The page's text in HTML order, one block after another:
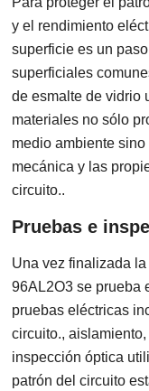
y el rendimiento
superficie es un
superficiales
de esmalte de vidrio
materiales no sólo
medio ambiente
mecánica y las
circuito..
Pruebas e
Una vez finalizada
96AL2O3 se prueba
pruebas eléctricas
circuito.,
inspección óptica
patrón del circuito